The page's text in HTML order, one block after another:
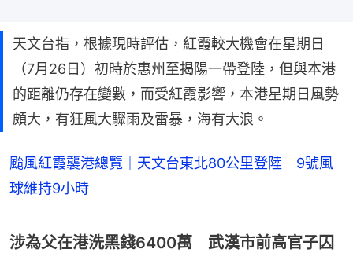
天文台指，根據現時評估，紅霞較大機會在星期日
（7月26日）初時於惠州至揭陽一帶登陸，但與本港
的距離仍存在變數，而受紅霞影響，本港星期日風勢
頗大，有狂風大驟雨及雷暴，海有大浪。
颱風紅霞襲港總覽｜天文台東北80公里登陸 9號風
球維持9小時
涉為父在港洗黑錢6400萬 武漢市前高官子囚